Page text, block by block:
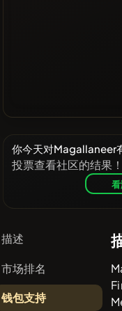
你今天对Magallaneer
投票查看社区的结果！
描述
市场排名
钱包支持